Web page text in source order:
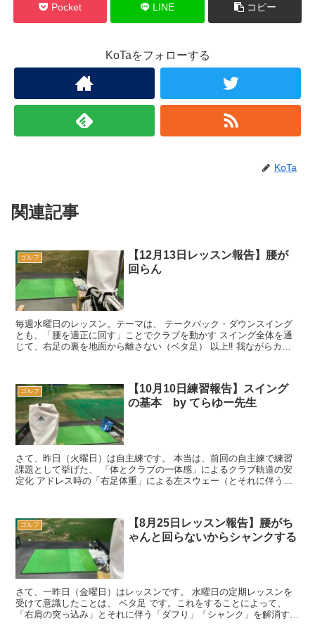
Pocket LINE コピー
KoTaをフォローする
KoTa
関連記事
ゴルフ
【12月13日レッスン報告】腰が
回らん
毎週水曜日のレッスン。テーマは、 テークバック・ダウンスイング
とも、「腰を適正に回す」ことでクラブを動かす スイング全体を通
じて、右足の裏を地面から離さない（ベタ足） 以上‼️ 我ながらカッ
ゴルフ
【10月10日練習報告】スイング
の基本 by てらゆー先生
さて、昨日（火曜日）は自主練です。 本当は、前回の自主練で練習
課題として挙げた、 「体とクラブの一体感」によるクラブ軌道の安
定化 アドレス時の「右足体重」による左スウェー（とそれに伴う体
ゴルフ
【8月25日レッスン報告】腰がち
ゃんと回らないからシャンクする
さて、一昨日（金曜日）はレッスンです。 水曜日の定期レッスンを
受けて意識したことは、 ベタ足 です。これをすることによって、
「右肩の突っ込み」とそれに伴う「ダフり」「シャンク」を解消する